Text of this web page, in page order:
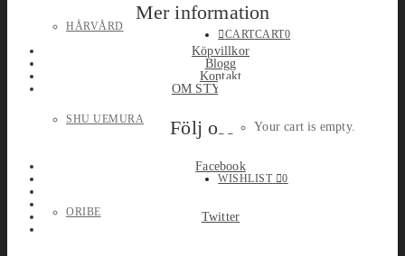
HÅRVÅRD
SHU UEMURA
ORIBE
CARTCART0
Your cart is empty.
WISHLIST 0
Mer information
Köpvillkor
Blogg
Kontakt
OM STYLEPORT
Följ oss
Facebook
Twitter